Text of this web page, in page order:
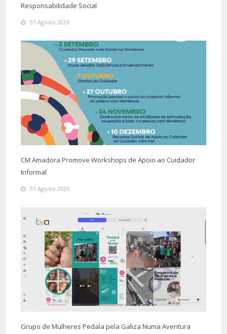
Responsabilidade Social
05 Agosto 2026
CM Amadora Promove Workshops de Apoio ao Cuidador
Informal
05 Agosto 2026
Grupo de Mulheres Pedala pela Galiza Numa Aventura